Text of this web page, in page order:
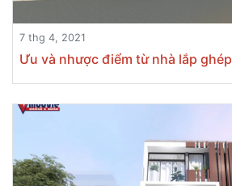
7 thg 4, 2021
Ưu và nhược điểm từ nhà lắp ghép